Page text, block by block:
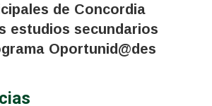
de Concordia
estudios secundarios
Oportunid@des